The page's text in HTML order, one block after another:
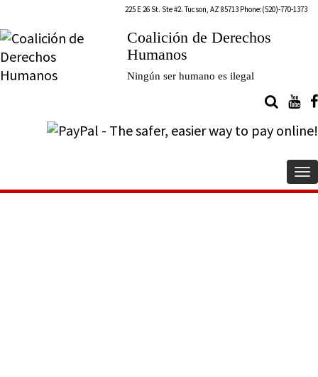
225 E 26 St. Ste #2. Tucson, AZ 85713 Phone:(520)-770-1373
Coalición de Derechos
Humanos
Ningún ser humano es ilegal